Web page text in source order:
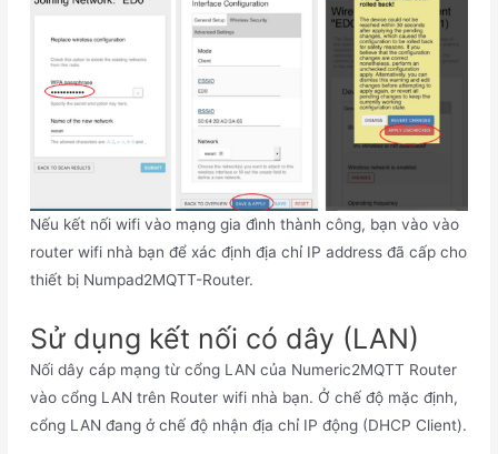
Nếu kết nối wifi vào mạng gia đình thành công, bạn vào vào
router wifi nhà bạn để xác định địa chỉ IP address đã cấp cho
thiết bị Numpad2MQTT-Router.
Sử dụng kết nối có dây (LAN)
Nối dây cáp mạng từ cổng LAN của Numeric2MQTT Router
vào cổng LAN trên Router wifi nhà bạn. Ở chế độ mặc định,
cổng LAN đang ở chế độ nhận địa chỉ IP động (DHCP Client).